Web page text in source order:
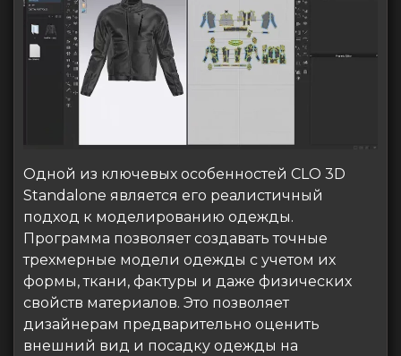
Одной из ключевых особенностей CLO 3D
Standalone является его реалистичный
подход к моделированию одежды.
Программа позволяет создавать точные
трехмерные модели одежды с учетом их
формы, ткани, фактуры и даже физических
свойств материалов. Это позволяет
дизайнерам предварительно оценить
внешний вид и посадку одежды на